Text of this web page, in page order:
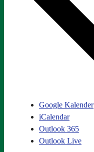
Google Kalender
iCalendar
Outlook 365
Outlook Live